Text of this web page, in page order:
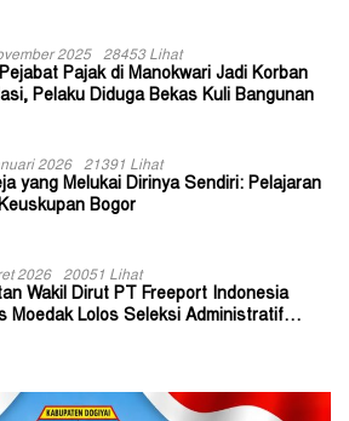
2025 28453 Lihat
Pajak di Manokwari Jadi Korban
Pelaku Diduga Bekas Kuli Bangunan
2026 21391 Lihat
yang Melukai Dirinya Sendiri: Pelajaran
Bogor
2026 20051 Lihat
Wakil Dirut PT Freeport Indonesia
Moedak Lolos Seleksi Administratif